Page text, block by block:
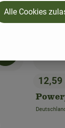
Produkt zum
,
12,59
, Herkunft:
Alle Cookies